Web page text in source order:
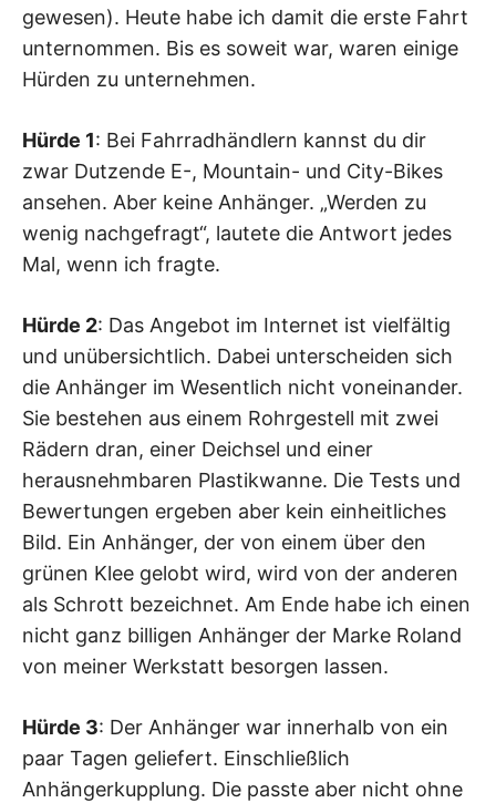
gewesen). Heute habe ich damit die erste Fahrt
unternommen. Bis es soweit war, waren einige
Hürden zu unternehmen.
Hürde 1: Bei Fahrradhändlern kannst du dir
zwar Dutzende E-, Mountain- und City-Bikes
ansehen. Aber keine Anhänger. „Werden zu
wenig nachgefragt“, lautete die Antwort jedes
Mal, wenn ich fragte.
Hürde 2: Das Angebot im Internet ist vielfältig
und unübersichtlich. Dabei unterscheiden sich
die Anhänger im Wesentlich nicht voneinander.
Sie bestehen aus einem Rohrgestell mit zwei
Rädern dran, einer Deichsel und einer
herausnehmbaren Plastikwanne. Die Tests und
Bewertungen ergeben aber kein einheitliches
Bild. Ein Anhänger, der von einem über den
grünen Klee gelobt wird, wird von der anderen
als Schrott bezeichnet. Am Ende habe ich einen
nicht ganz billigen Anhänger der Marke Roland
von meiner Werkstatt besorgen lassen.
Hürde 3: Der Anhänger war innerhalb von ein
paar Tagen geliefert. Einschließlich
Anhängerkupplung. Die passte aber nicht ohne